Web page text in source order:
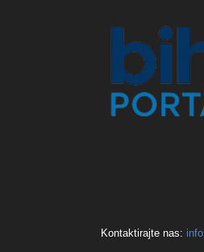
Kontaktirajte nas: